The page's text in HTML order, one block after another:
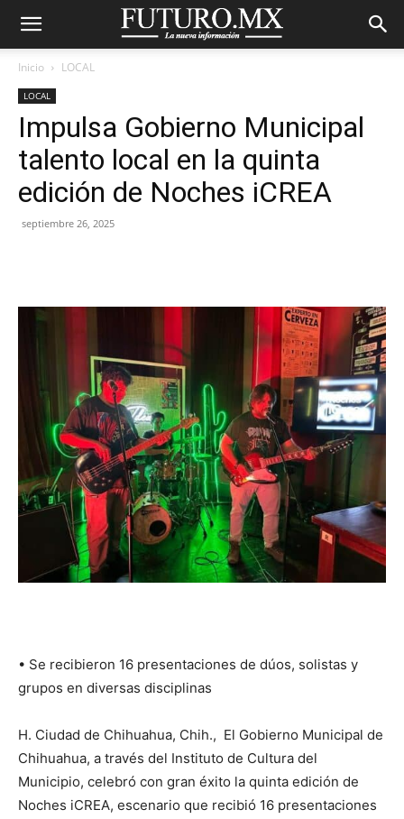
Inicio LOCAL
LOCAL
Impulsa Gobierno Municipal
talento local en la quinta
edición de Noches iCREA
septiembre 26, 2025
•⁠ ⁠Se recibieron 16 presentaciones de dúos, solistas y
grupos en diversas disciplinas
H. Ciudad de Chihuahua, Chih., El Gobierno Municipal de
Chihuahua, a través del Instituto de Cultura del
Municipio, celebró con gran éxito la quinta edición de
Noches iCREA, escenario que recibió 16 presentaciones